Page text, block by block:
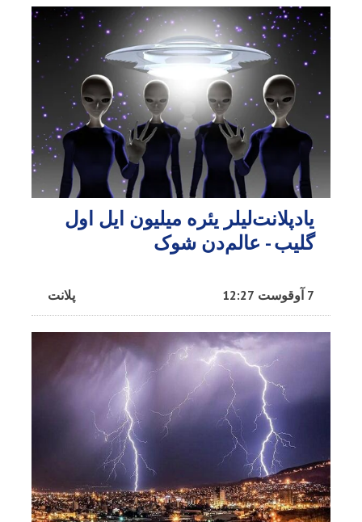
یادپلانت‌لیلر یئره میلیون ایل اول
گلیب - عالم‌دن شوک
پلانت 7 آوقوست 12:27